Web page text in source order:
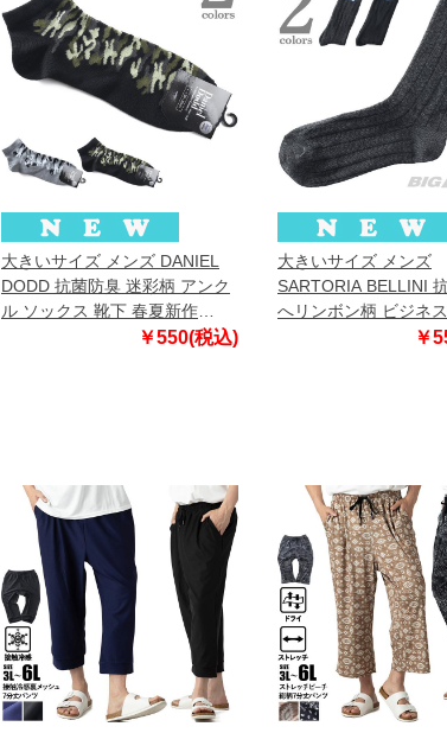
大きいサイズ メンズ DANIEL
DODD 抗菌防臭 迷彩柄 アンク
ル ソックス 靴下 春夏新作
￥550(税込)
大きいサイズ メンズ
SARTORIA BELLINI
へリンボン柄 ビジネ
ス 靴下 春夏新作 sbs-
￥